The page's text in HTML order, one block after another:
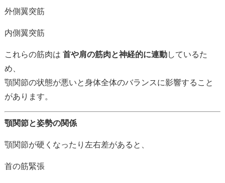
外側 翼突筋
内側 翼突筋
これらの筋肉は 首や肩の筋肉と神経的に連動しているた
め、
顎関節の状態が悪いと身体全体のバランスに影響する こと
があり ます。
顎関節と姿勢の関係
顎関節が硬 く なったり 左右差がある と、
首の筋緊張